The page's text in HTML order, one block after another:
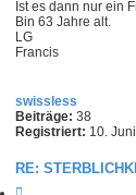
g
Ist es dann nur ein
Bin 63 Jahre alt.
LG
Francis
swissless
Beiträge: 38
Registriert: 10.
RE: